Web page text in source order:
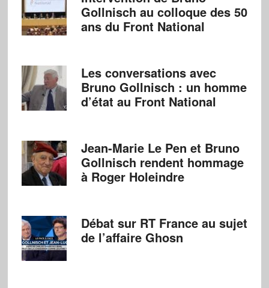
Gollnisch au colloque des 50
ans du Front National
Les conversations avec
Bruno Gollnisch : un homme
d’état au Front National
Jean-Marie Le Pen et Bruno
Gollnisch rendent hommage
à Roger Holeindre
Débat sur RT France au sujet
de l’affaire Ghosn